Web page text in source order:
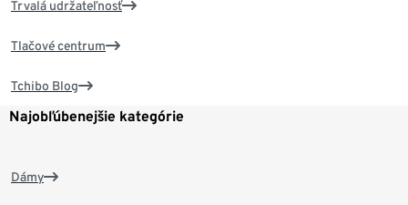
Trvalá udržateľnosť
Tlačové centrum
Tchibo Blog
Najobľúbenejšie kategórie
Dámy